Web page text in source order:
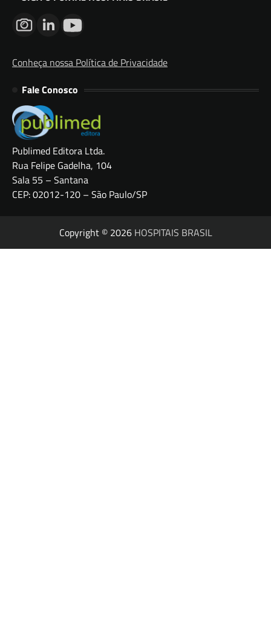
Conheça nossa Política de Privacidade
Fale Conosco
Publimed Editora Ltda.
Rua Felipe Gadelha, 104
Sala 55 – Santana
CEP: 02012-120 – São Paulo/SP
Copyright © 2026 HOSPITAIS BRASIL